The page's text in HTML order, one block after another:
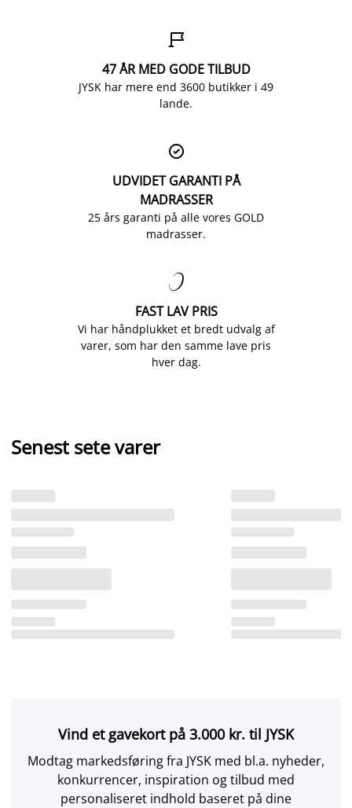

47 ÅR MED GODE TILBUD
JYSK har mere end 3600 butikker i 49
lande.

UDVIDET GARANTI PÅ
MADRASSER
25 års garanti på alle vores GOLD
madrasser.

FAST LAV PRIS
Vi har håndplukket et bredt udvalg af
varer, som har den samme lave pris
hver dag.
Senest sete varer
Vind et gavekort på 3.000 kr. til JYSK
Modtag markedsføring fra JYSK med bl.a. nyheder,
konkurrencer, inspiration og tilbud med
personaliseret indhold baseret på dine